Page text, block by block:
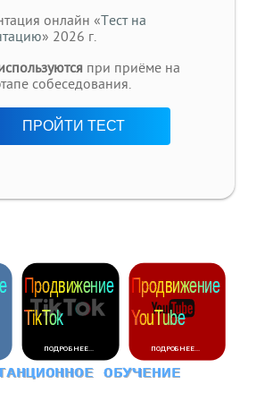
онлайн «Тест на
» 2026 г.
при приёме на
собеседования.
ПРОЙТИ ТЕСТ